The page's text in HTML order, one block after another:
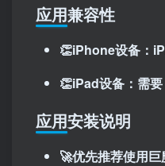
应用兼容性
👏iPhone设备：
👏iPad设备：需要
应用安装说明
🚀优先推荐使用